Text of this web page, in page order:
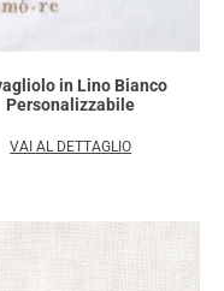
in Lino Bianco
Personalizzabile
VAI AL DETTAGLIO